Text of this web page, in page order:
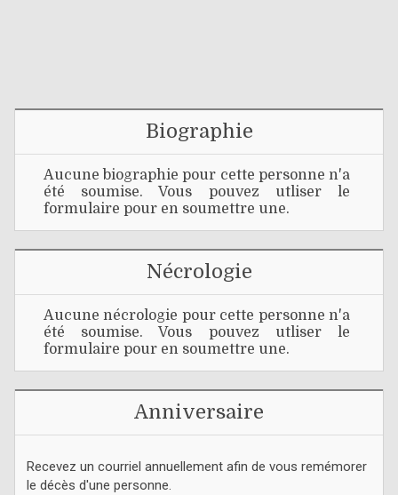
Biographie
Aucune biographie pour cette personne n'a
été soumise. Vous pouvez utliser le
formulaire pour en soumettre une.
Nécrologie
Aucune nécrologie pour cette personne n'a
été soumise. Vous pouvez utliser le
formulaire pour en soumettre une.
Anniversaire
Recevez un courriel annuellement afin de vous remémorer
le décès d'une personne.